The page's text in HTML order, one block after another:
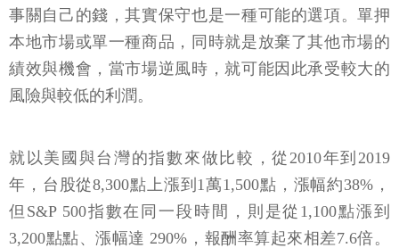
事關自己的錢，其實保守也是一種可能的選項。單押
本地市場或單一種商品，同時就是放棄了其他市場的
績效與機會，當市場逆風時，就可能因此承受較大的
風險與較低的利潤。
就以美國與台灣的指數來做比較，從2010年到2019
年，台股從8,300點上漲到1萬1,500點，漲幅約38%，
但S&P 500指數在同一段時間，則是從1,100點漲到
3,200點點、漲幅達 290%，報酬率算起來相差7.6倍。